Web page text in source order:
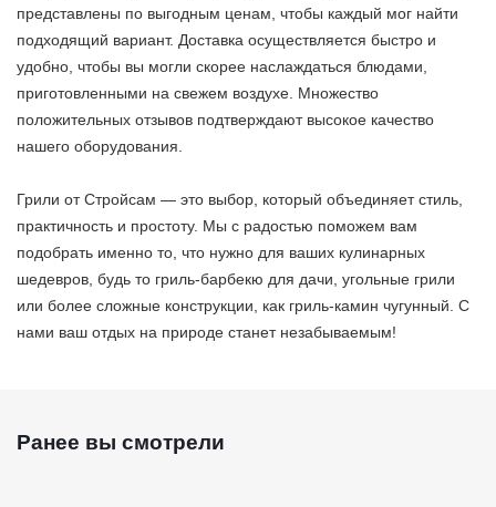
представлены по выгодным ценам, чтобы каждый мог найти
подходящий вариант. Доставка осуществляется быстро и
удобно, чтобы вы могли скорее наслаждаться блюдами,
приготовленными на свежем воздухе. Множество
положительных отзывов подтверждают высокое качество
нашего оборудования.
Грили от Стройсам — это выбор, который объединяет стиль,
практичность и простоту. Мы с радостью поможем вам
подобрать именно то, что нужно для ваших кулинарных
шедевров, будь то гриль-барбекю для дачи, угольные грили
или более сложные конструкции, как гриль-камин чугунный. С
нами ваш отдых на природе станет незабываемым!
Ранее вы смотрели